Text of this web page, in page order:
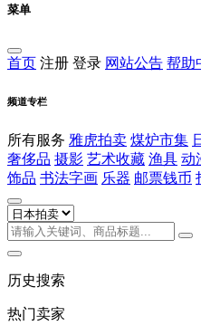
菜单
首页 注册 登录 网站公告 帮助
频道专栏
所有服务 雅虎拍卖 煤炉市集
奢侈品 摄影 艺术收藏 渔具 动
饰品 书法字画 乐器 邮票钱币
历史搜索
热门卖家